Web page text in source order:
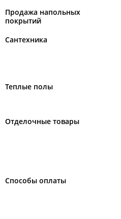
Продажа напольных
покрытий
Сантехника
Теплые полы
Отделочные товары
Способы оплаты